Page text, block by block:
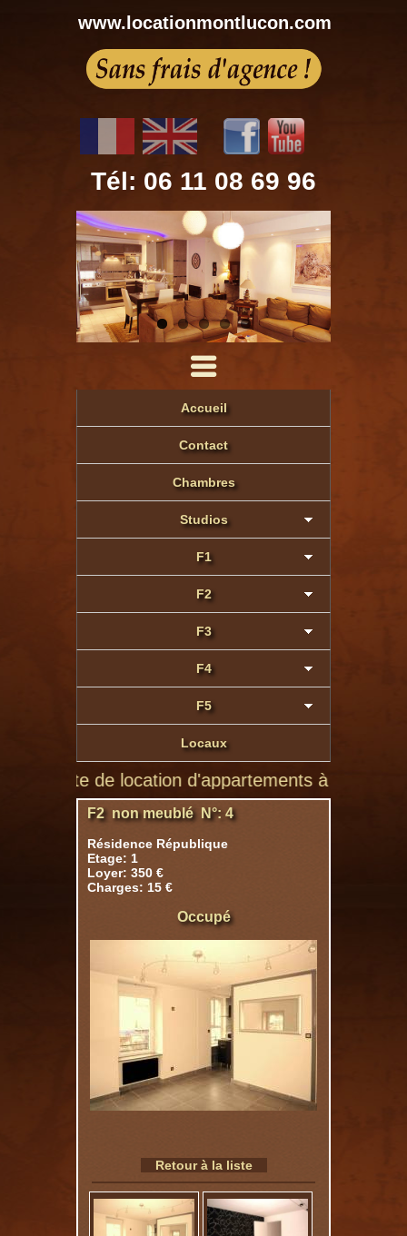
www.locationmontlucon.com
Tél: 06 11 08 69 96
Accueil
Contact
Chambres
Studios
F1
F2
F3
F4
F5
Locaux
de location d'appartements à Montluçon de
F2 non meublé N°: 4
Résidence République
Etage: 1
Loyer: 350 €
Charges: 15 €
Occupé
Retour à la liste